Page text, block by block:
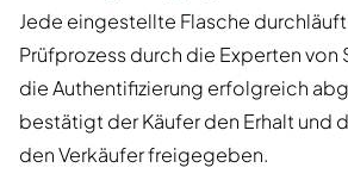
Jede eingestellte Flasche
Prüfprozess durch die Experten von
die Authentifizierung erfolgreich
bestätigt der Käufer den Erhalt und
den Verkäufer freigegeben.